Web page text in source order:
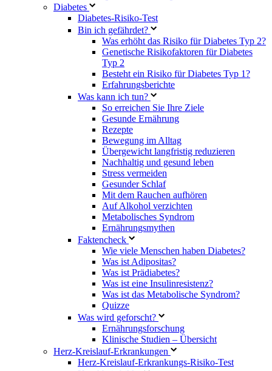
Diabetes
Diabetes-Risiko-Test
Bin ich gefährdet?
Was erhöht das Risiko für Diabetes Typ 2?
Genetische Risikofaktoren für Diabetes
Typ 2
Besteht ein Risiko für Diabetes Typ 1?
Erfahrungsberichte
Was kann ich tun?
So erreichen Sie Ihre Ziele
Gesunde Ernährung
Rezepte
Bewegung im Alltag
Übergewicht langfristig reduzieren
Nachhaltig und gesund leben
Stress vermeiden
Gesunder Schlaf
Mit dem Rauchen aufhören
Auf Alkohol verzichten
Metabolisches Syndrom
Ernährungsmythen
Faktencheck
Wie viele Menschen haben Diabetes?
Was ist Adipositas?
Was ist Prädiabetes?
Was ist eine Insulinresistenz?
Was ist das Metabolische Syndrom?
Quizze
Was wird geforscht?
Ernährungsforschung
Klinische Studien – Übersicht
Herz-Kreislauf-Erkrankungen
Herz-Kreislauf-Erkrankungs-Risiko-Test